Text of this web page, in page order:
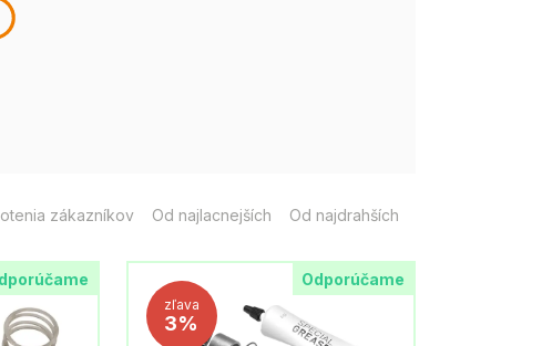
zákazníkov Od najlacnejších Od najdrahších
Odporúčame
zľava
3%